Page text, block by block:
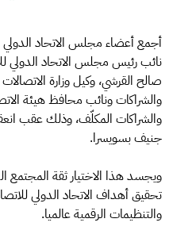
أجمع أعضاء مجلس الاتحاد الدولي
نائب رئيس مجلس الاتحاد الدولي
صالح القرشي، وكيل وزارة
والشراكات ونائب محافظ هيئة
جنيف بسويسرا.
ويجسد هذا الاختيار ثقة المجتمع
تحقيق أهداف الاتحاد الدولي
والتنظيمات الرقمية عالميا.